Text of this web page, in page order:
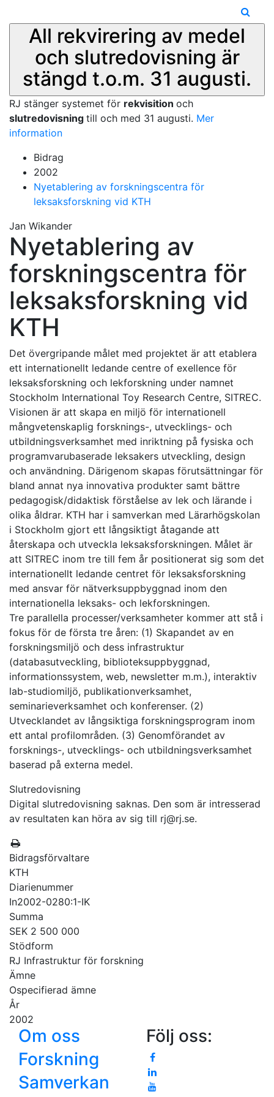
All rekvirering av medel
och slutredovisning är
stängd t.o.m. 31 augusti.
RJ stänger systemet för rekvisition och
slutredovisning till och med 31 augusti. Mer
information
Bidrag
2002
Nyetablering av forskningscentra för
leksaksforskning vid KTH
Jan Wikander
Nyetablering av
forskningscentra för
leksaksforskning vid
KTH
Det övergripande målet med projektet är att etablera
ett internationellt ledande centre of exellence för
leksaksforskning och lekforskning under namnet
Stockholm International Toy Research Centre, SITREC.
Visionen är att skapa en miljö för internationell
mångvetenskaplig forsknings-, utvecklings- och
utbildningsverksamhet med inriktning på fysiska och
programvarubaserade leksakers utveckling, design
och användning. Därigenom skapas förutsättningar för
bland annat nya innovativa produkter samt bättre
pedagogisk/didaktisk förståelse av lek och lärande i
olika åldrar. KTH har i samverkan med Lärarhögskolan
i Stockholm gjort ett långsiktigt åtagande att
återskapa och utveckla leksaksforskningen. Målet är
att SITREC inom tre till fem år positionerat sig som det
internationellt ledande centret för leksaksforskning
med ansvar för nätverksuppbyggnad inom den
internationella leksaks- och lekforskningen.
Tre parallella processer/verksamheter kommer att stå i
fokus för de första tre åren: (1) Skapandet av en
forskningsmiljö och dess infrastruktur
(databasutveckling, biblioteksuppbyggnad,
informationssystem, web, newsletter m.m.), interaktiv
lab-studiomiljö, publikationverksamhet,
seminarieverksamhet och konferenser. (2)
Utvecklandet av långsiktiga forskningsprogram inom
ett antal profilområden. (3) Genomförandet av
forsknings-, utvecklings- och utbildningsverksamhet
baserad på externa medel.
Slutredovisning
Digital slutredovisning saknas. Den som är intresserad
av resultaten kan höra av sig till rj@rj.se.
Bidragsförvaltare
KTH
Diarienummer
In2002-0280:1-IK
Summa
SEK 2 500 000
Stödform
RJ Infrastruktur för forskning
Ämne
Ospecifierad ämne
År
2002
Om oss
Forskning
Samverkan
Följ oss: